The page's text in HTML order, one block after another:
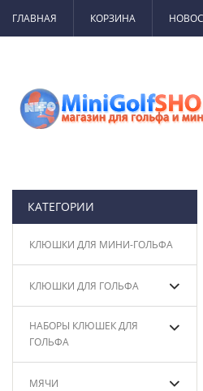
ГЛАВНАЯ КОРЗИНА
КАТЕГОРИИ
КЛЮШКИ ДЛЯ МИНИ-ГОЛЬФА
КЛЮШКИ ДЛЯ ГОЛЬФА
НАБОРЫ КЛЮШЕК ДЛЯ
ГОЛЬФА
МЯЧИ